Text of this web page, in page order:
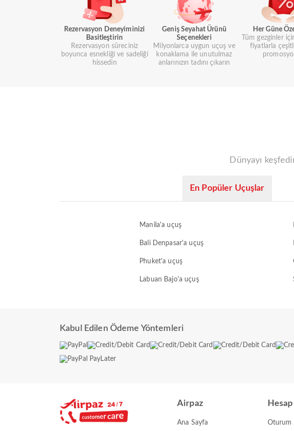
Rezervasyon Deneyiminizi
Basitleştirin
Rezervasyon süreciniz
boyunca esnekliği ve sadeliği
hissedin
Geniş Seyahat Ürünü
Seçenekleri
Milyonlarca uygun uçuş ve
konaklama ile unutulmaz
anlarınızın tadını çıkarın
Her Güne
Tüm gezginler
fiyatlarla
Dünyayı
En Popüler Uçuşlar
Manila'a uçuş
Bali Denpasar'a uçuş
Phuket'a uçuş
Labuan Bajo'a uçuş
Kabul Edilen Ödeme Yöntemleri
Airpaz
Ana Sayfa
Hesap
Oturum